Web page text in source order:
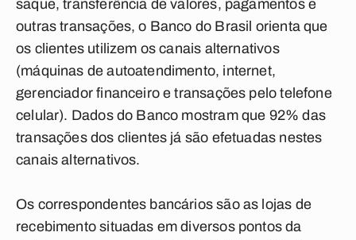
saque, transferência de valores, pagamentos e
outras transações, o Banco do Brasil orienta que
os clientes utilizem os canais alternativos
(máquinas de autoatendimento, internet,
gerenciador financeiro e transações pelo telefone
celular). Dados do Banco mostram que 92% das
transações dos clientes já são efetuadas nestes
canais alternativos.
Os correspondentes bancários são as lojas de
recebimento situadas em diversos pontos da